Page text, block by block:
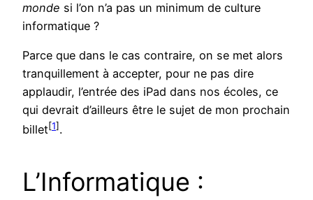
monde si l’on n’a pas un minimum de culture
informatique ?
Parce que dans le cas contraire, on se met alors
tranquillement à accepter, pour ne pas dire
applaudir, l’entrée des iPad dans nos écoles, ce
qui devrait d’ailleurs être le sujet de mon prochain
billet[1].
L’Informatique :